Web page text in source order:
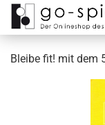
Bleibe fit! mit dem